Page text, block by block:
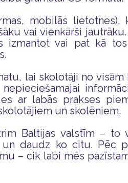
mobilās lietotnes),
vai vienkārši
izmantot vai pat kā tos
lai skolotāji no visām
ar labās prakses
un skolēniem.
Baltijas valstīm – to
daudz ko citu. Pēc
– cik labi mēs